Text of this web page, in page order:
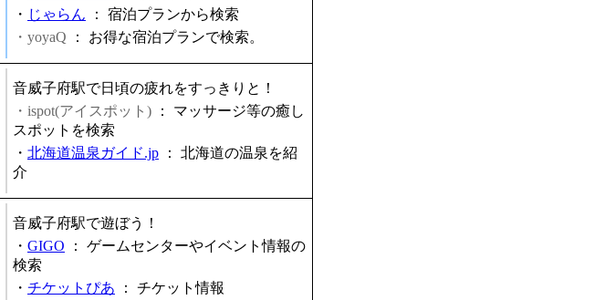
・ じゃらん ： 宿泊プランから検索
・yoyaQ ： お得な宿泊プランで検索。
音威子府駅で日頃の疲れをすっきりと！
・ispot(アイスポット) ： マッサージ等の癒し
スポットを検索
・ 北海道温泉ガイド.jp ： 北海道の温泉を紹
介
音威子府駅で遊ぼう！
・ GIGO ： ゲームセンターやイベント情報の
検索
・ チケットぴあ ： チケット情報